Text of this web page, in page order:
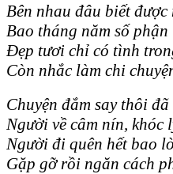
Bên nhau đâu biết được
Bao tháng năm số
Đẹp tươi chỉ có tình
Còn nhắc làm chi
Chuyện đắm say thôi
Người về câm nín, khóc
Người đi quên hết bao
Gặp gỡ rồi ngăn cách